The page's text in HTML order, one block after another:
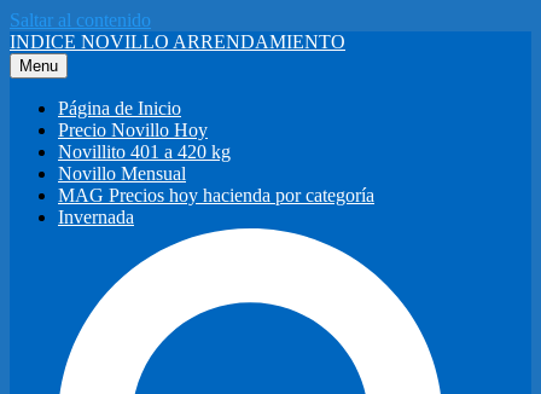
Saltar al contenido
INDICE NOVILLO ARRENDAMIENTO
Menu
Página de Inicio
Precio Novillo Hoy
Novillito 401 a 420 kg
Novillo Mensual
MAG Precios hoy hacienda por categoría
Invernada